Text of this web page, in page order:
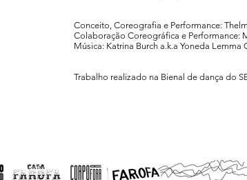
Conceito, Coreografia e Performance:
Colaboração Coreográfica e Performance:
Música: Katrina Burch a.k.a Yoneda
Trabalho realizado na Bienal de dança do